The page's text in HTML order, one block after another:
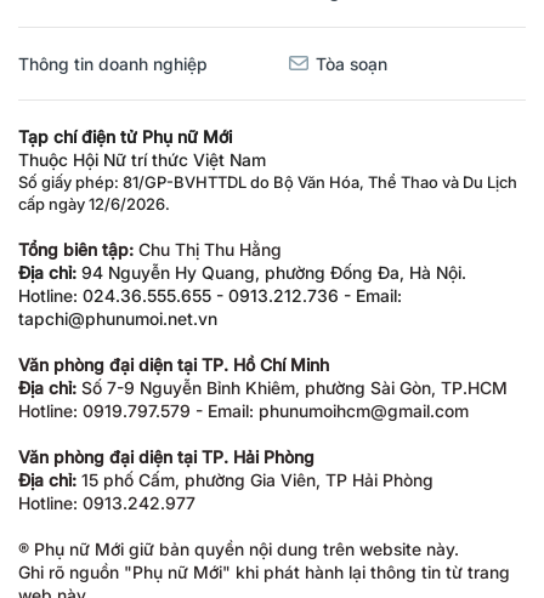
Thông tin doanh nghiệp Tòa soạn
Tạp chí điện tử Phụ nữ Mới
Thuộc Hội Nữ trí thức Việt Nam
Số giấy phép: 81/GP-BVHTTDL do Bộ Văn Hóa, Thể Thao và Du Lịch
cấp ngày 12/6/2026.
Tổng biên tập: Chu Thị Thu Hằng
Địa chỉ: 94 Nguyễn Hy Quang, phường Đống Đa, Hà Nội.
Hotline: 024.36.555.655 - 0913.212.736 - Email:
tapchi@phunumoi.net.vn
Văn phòng đại diện tại TP. Hồ Chí Minh
Địa chỉ: Số 7-9 Nguyễn Bỉnh Khiêm, phường Sài Gòn, TP.HCM
Hotline: 0919.797.579 - Email: phunumoihcm@gmail.com
Văn phòng đại diện tại TP. Hải Phòng
Địa chỉ: 15 phố Cấm, phường Gia Viên, TP Hải Phòng
Hotline: 0913.242.977
® Phụ nữ Mới giữ bản quyền nội dung trên website này.
Ghi rõ nguồn "Phụ nữ Mới" khi phát hành lại thông tin từ trang
web này.